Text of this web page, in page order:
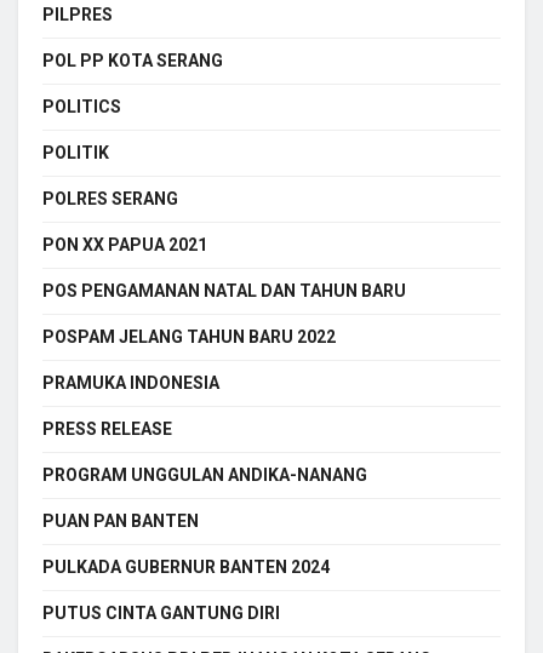
PILPRES
POL PP KOTA SERANG
POLITICS
POLITIK
POLRES SERANG
PON XX PAPUA 2021
POS PENGAMANAN NATAL DAN TAHUN BARU
POSPAM JELANG TAHUN BARU 2022
PRAMUKA INDONESIA
PRESS RELEASE
PROGRAM UNGGULAN ANDIKA-NANANG
PUAN PAN BANTEN
PULKADA GUBERNUR BANTEN 2024
PUTUS CINTA GANTUNG DIRI